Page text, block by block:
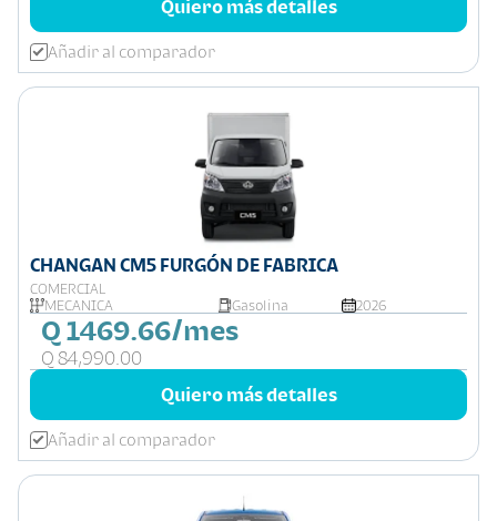
Quiero más detalles
Añadir al comparador
CHANGAN CM5 FURGÓN DE FABRICA
COMERCIAL
MECÁNICA
Gasolina 2026
Q 1469.66/mes
Q 84,990.00
Quiero más detalles
Añadir al comparador